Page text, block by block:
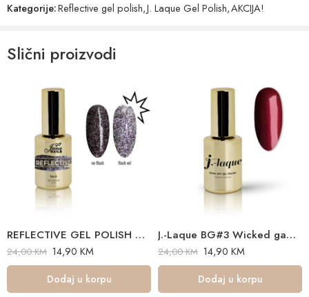
dobio još jači efekt ili promijena boje .
48 W .
Kategorije:Reflective gel polish,J. Laque Gel Polish,AKCIJA!
Slični proizvodi
REFLECTIVE GEL POLISH NO 6 – 10 ML
24,00KM 14,90 KM
Dodaj u korpu
J.-Laque BG#3 Wicked game – 10ml
24,00KM 14,90 KM
Dodaj u korpu